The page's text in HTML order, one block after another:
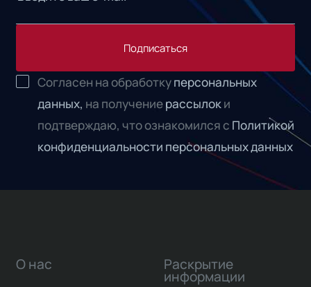
Подписаться
Согласен на обработкуперсональных
данных, на получениерассылоки
подтверждаю, что ознакомился с Политикой
конфиденциальности персональных данных
О нас Раскрытие
информации